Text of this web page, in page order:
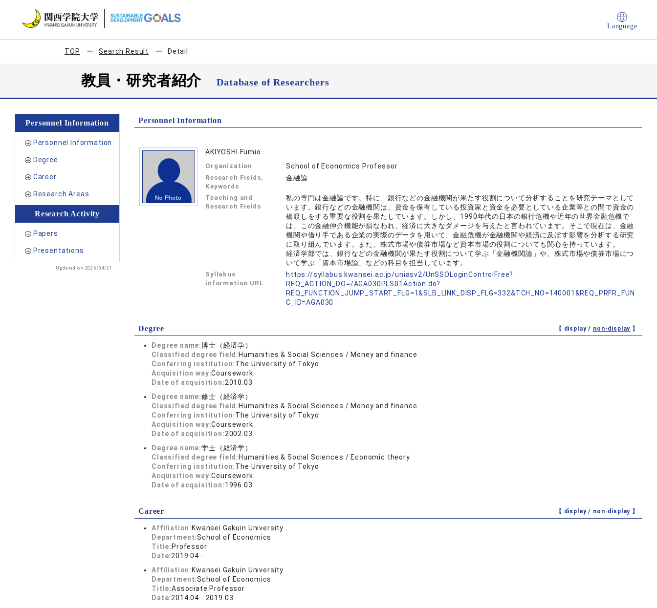
Language
TOP Search Result Detail
教員・研究者紹介Database of Researchers
Personnel Information
Personnel Information
Degree
Career
Research Areas
Research Activity
Papers
Presentations
Updated on 2026/04/21
Personnel Information
AKIYOSHI Fumio
Organization School of Economics Professor
Research Fields,
Keywords
金融論
Teaching and
Research Fields
私の専門は金融論です。特に、銀行などの金融機関が果たす役割について分析することを研究テーマとして
います。銀行などの金融機関は、資金を保有している投資家と資金を必要としている企業等との間で資金の
橋渡しをする重要な役割を果たしています。しかし、1990年代の日本の銀行危機や近年の世界金融危機で
は、この金融仲介機能が損なわれ、経済に大きなダメージを与えたと言われています。そこで現在は、金融
機関や借り手である企業の実際のデータを用いて、金融危機が金融機関や経済に及ぼす影響を分析する研究
に取り組んでいます。また、株式市場や債券市場など資本市場の役割についても関心を持っています。
経済学部では、銀行などの金融機関が果たす役割について学ぶ「金融機関論」や、株式市場や債券市場につ
いて学ぶ「資本市場論」などの科目を担当しています。
Syllabus
information URL
https://syllabus.kwansei.ac.jp/uniasv2/UnSSOLoginControlFree?
REQ_ACTION_DO=/AGA030PLS01Action.do?
REQ_FUNCTION_JUMP_START_FLG=1&SLB_LINK_DISP_FLG=332&TCH_NO=140001&REQ_PRFR_FUN
C_ID=AGA030
Degree 【 display / non-display 】
Degree name:博士（経済学）
Classified degree field: Humanities & Social Sciences / Money and finance
Conferring institution:The University of Tokyo
Acquisition way:Coursework
Date of acquisition:2010.03
Degree name:修士（経済学）
Classified degree field: Humanities & Social Sciences / Money and finance
Conferring institution:The University of Tokyo
Acquisition way:Coursework
Date of acquisition:2002.03
Degree name:学士（経済学）
Classified degree field: Humanities & Social Sciences / Economic theory
Conferring institution:The University of Tokyo
Acquisition way:Coursework
Date of acquisition:1996.03
Career 【 display / non-display 】
Affiliation: Kwansei Gakuin University
Department:School of Economics
Title: Professor
Date:2019.04 -
Affiliation: Kwansei Gakuin University
Department:School of Economics
Title:Associate Professor
Date:2014.04 - 2019.03